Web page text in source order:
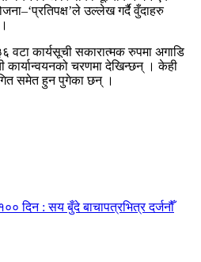
उल्लेख गर्दै वुँदाहरु
वटा कार्यसूची सकारात्मक रुपमा अगाडि
कार्यान्वयनको चरणमा देखिन्छन् । केही
समेत हुन पुगेका छन् ।
दिन : सय बुँदे बाचापत्रभित्र दर्जनौँ